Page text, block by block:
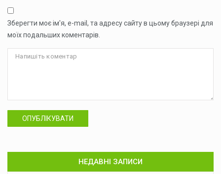
Зберегти моє ім'я, e-mail, та адресу сайту в цьому браузері для
моїх подальших коментарів.
ОПУБЛІКУВАТИ
НЕДАВНІ ЗАПИСИ